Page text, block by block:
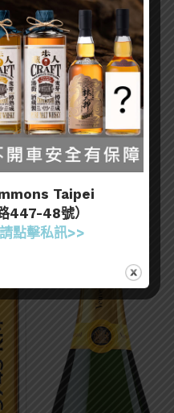
賣店及菸酒專賣店
限量版
Taipei
447-48號）
點擊私訊>>